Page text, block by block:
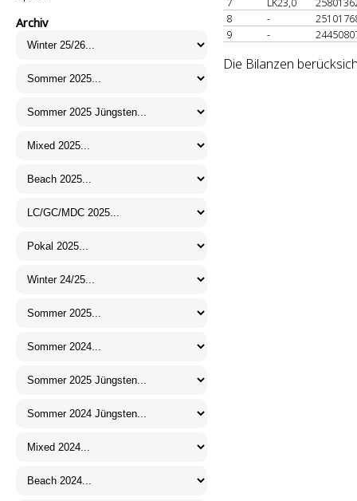
Archiv
8
-
9
-
Die Bilanzen